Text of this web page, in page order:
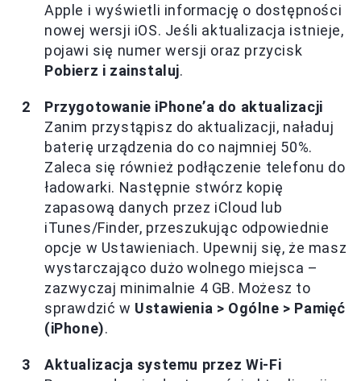
Apple i wyświetli informację o dostępności
nowej wersji iOS. Jeśli aktualizacja istnieje,
pojawi się numer wersji oraz przycisk
Pobierz i zainstaluj.
Przygotowanie iPhone’a do aktualizacji
Zanim przystąpisz do aktualizacji, naładuj
baterię urządzenia do co najmniej 50%.
Zaleca się również podłączenie telefonu do
ładowarki. Następnie stwórz kopię
zapasową danych przez iCloud lub
iTunes/Finder, przeszukując odpowiednie
opcje w Ustawieniach. Upewnij się, że masz
wystarczająco dużo wolnego miejsca –
zazwyczaj minimalnie 4 GB. Możesz to
sprawdzić w Ustawienia > Ogólne > Pamięć
(iPhone).
Aktualizacja systemu przez Wi-Fi